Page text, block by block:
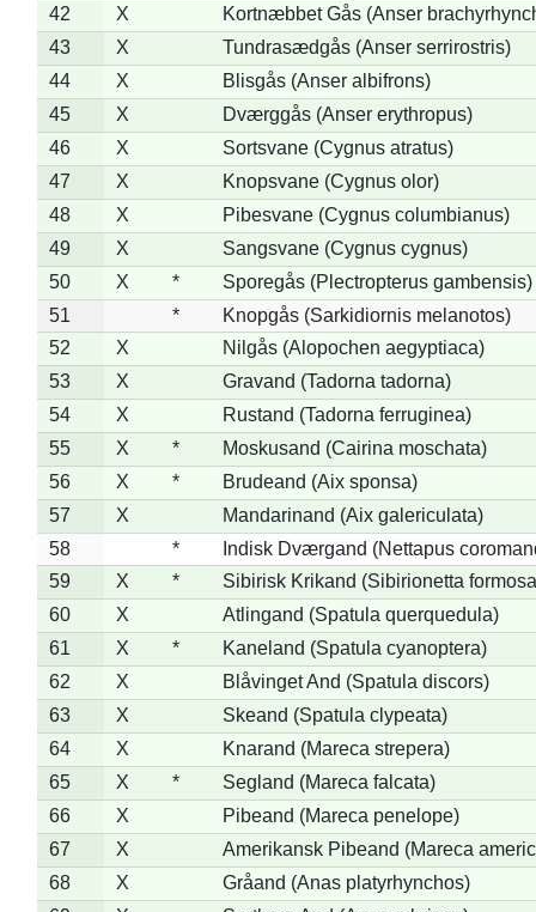
42
X
Kortnæbbet Gås (Anser
43
X
Tundrasædgås (Anser serrirostris)
44
X
Blisgås (Anser albifrons)
45
X
Dværggås (Anser erythropus)
46
X
Sortsvane (Cygnus atratus)
47
X
Knopsvane (Cygnus olor)
48
X
Pibesvane (Cygnus columbianus)
49
X
Sangsvane (Cygnus cygnus)
50
X *
Sporegås (Plectropterus gambensis)
51
*
Knopgås (Sarkidiornis melanotos)
52
X
Nilgås (Alopochen aegyptiaca)
53
X
Gravand (Tadorna tadorna)
54
X
Rustand (Tadorna ferruginea)
55
X *
Moskusand (Cairina moschata)
56
X *
Brudeand (Aix sponsa)
57
X
Mandarinand (Aix galericulata)
58
*
Indisk Dværgand (Nettapus
59
X *
Sibirisk Krikand (Sibirionetta
60
X
Atlingand (Spatula querquedula)
61
X *
Kaneland (Spatula cyanoptera)
62
X
Blåvinget And (Spatula discors)
63
X
Skeand (Spatula clypeata)
64
X
Knarand (Mareca strepera)
65
X *
Segland (Mareca falcata)
66
X
Pibeand (Mareca penelope)
67
X
Amerikansk Pibeand (Mareca
68
X
Gråand (Anas platyrhynchos)